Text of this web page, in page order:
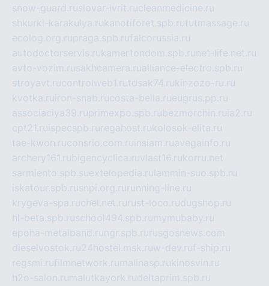
snow-guard.ruslovar-ivrit.rucleanmedicine.ru
shkurki-karakulya.rukanotiforet.spb.rututmassage.ru
ecolog.org.rupraga.spb.rufalcorussia.ru
autodoctorservis.rukamertondom.spb.ru net-life.net.ru
avto-vozim.rusakhcamera.rualliance-electro.spb.ru
stroyavt.rucontrolweb1.rutdsak74.rukinzozo-ru.ru
kvotka.ru iron-snab.rucosta-bella.rueugrus.pp.ru
associaciya39.ruprimexpo.spb.rubezmorchin.ru ia2.ru
cpt21.ru ispecspb.ru regahost.rukolosok-elita.ru
tae-kwon.ruconsrio.com.ru insiam.ruavegainfo.ru
archery161.rubigencyclica.ruvlast16.rukorru.net
sarmiento.spb.suextelopedia.ru lammin-suo.spb.ru
iskatour.spb.rusnpi.org.ru running-line.ru
krygeva-spa.ruchel.net.ru rust-loco.rudugshop.ru
hl-beta.spb.ruschool494.spb.ru mymubaby.ru
epoha-metalband.ru ngr.spb.ru rusgosnews.com
dieselvostok.ru24hostel.msk.ruw-dev.ruf-ship.ru
regsmi.rufilmnetwork.ru malinasp.rukinosvin.ru
h2o-salon.ru malutkayork.rudeltaprim.spb.ru